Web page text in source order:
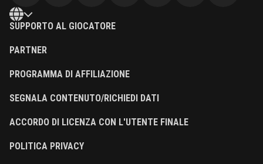
SUPPORTO AL GIOCATORE
PARTNER
PROGRAMMA DI AFFILIAZIONE
SEGNALA CONTENUTO/RICHIEDI DATI
ACCORDO DI LICENZA CON L'UTENTE FINALE
POLITICA PRIVACY